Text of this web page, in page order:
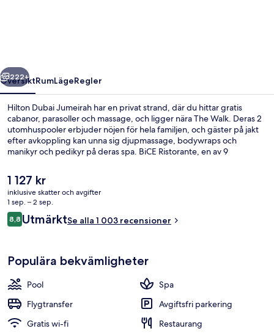
Nästa
222+
ÖversiktRumLägeRegler
Hilton Dubai Jumeirah har en privat strand, där du hittar gratis
cabanor, parasoller och massage, och ligger nära The Walk. Deras 2
utomhuspooler erbjuder nöjen för hela familjen, och gäster på jakt
efter avkoppling kan unna sig djupmassage, bodywraps och
manikyr och pedikyr på deras spa. BiCE Ristorante, en av 9
och middag. Denna resort i lyxstil erbjuder även gäster tillgång till 5
barer/lounger, en gratis barnklubb och en strandbar. Den
hjälpsamma personalen och närheten till stranden brukar
uppskattas av våra resenärer. Kollektivtrafik finns i närheten. Till
Jumeirah Beach Residence 1 spårvagnshållplats tar det 8 minuter att
gå och till Jumeirah Beach Residence 2 spårvagnsstation är det 11
Det
nuvarande
priset
är
1 127 kr
1 127 kr
inklusive skatter och avgifter
1 sep. – 2 sep.
Recensioner
8,88,8 av 10,
UtmärktSe alla 1 003 recensioner
Populära bekvämligheter
Pool
Spa
Flygtransfer
Avgiftsfri parkering
Gratis wi-fi
Restaurang